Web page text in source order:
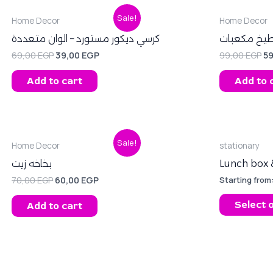
Sale!
Home Decor
كرسي ديكور مستورد – الوان متعددة
69,00EGP
price
was:
69,00 EGP.
39,00 EGP
Current
price
is:
39,00 EGP.
Add to cart
Home Decor
مكعبات
99,00EGP
Add to
Sale!
Home Decor
بخاخه زيت
70,00EGP
price
60,00 EGP
Current
price
Add to cart
stationary
Lunch box
Starting
Select